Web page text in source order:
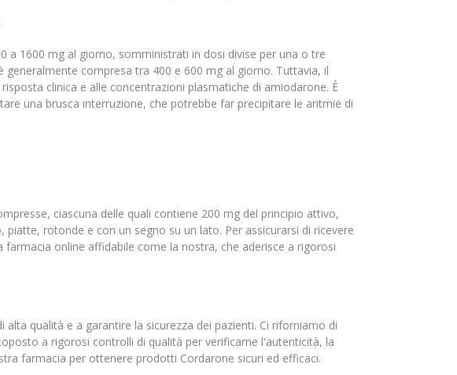
a 1600 mg al giorno, somministrati in dosi divise per una o tre
compresa tra 400 e 600 mg al giorno. Tuttavia, il
clinica e alle concentrazioni plasmatiche di amiodarone. È
una brusca interruzione, che potrebbe far precipitare le aritmie di
ciascuna delle quali contiene 200 mg del principio attivo,
rotonde e con un segno su un lato. Per assicurarsi di ricevere
online affidabile come la nostra, che aderisce a rigorosi
qualità e a garantire la sicurezza dei pazienti. Ci riforniamo di
a rigorosi controlli di qualità per verificarne l'autenticità, la
farmacia per ottenere prodotti Cordarone sicuri ed efficaci.